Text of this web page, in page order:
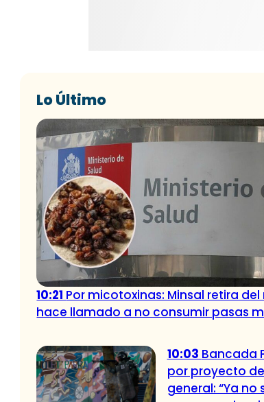
Lo Último
10:21 Por micotoxinas: Minsal retira
hace llamado a no consumir pasas
10:03 Bancada
por proyecto
general: “Ya no